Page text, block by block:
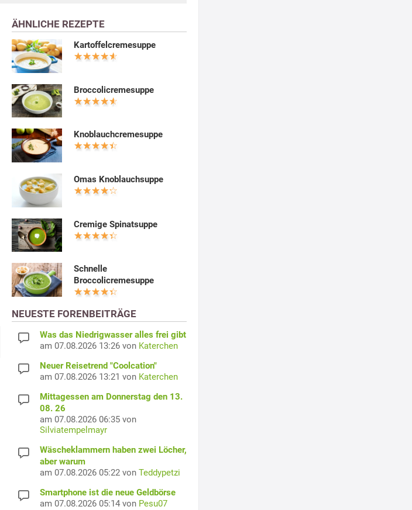
ÄHNLICHE REZEPTE
Kartoffelcremesuppe
Broccolicremesuppe
Knoblauchcremesuppe
Omas Knoblauchsuppe
Cremige Spinatsuppe
Schnelle
Broccolicremesuppe
NEUESTE FORENBEITRÄGE
Was das Niedrigwasser alles frei gibt
am 07.08.2026 13:26 von Katerchen
Neuer Reisetrend "Coolcation"
am 07.08.2026 13:21 von Katerchen
Mittagessen am Donnerstag den 13.
08. 26
am 07.08.2026 06:35 von
Silviatempelmayr
Wäscheklammern haben zwei Löcher,
aber warum
am 07.08.2026 05:22 von Teddypetzi
Smartphone ist die neue Geldbörse
am 07.08.2026 05:14 von Pesu07